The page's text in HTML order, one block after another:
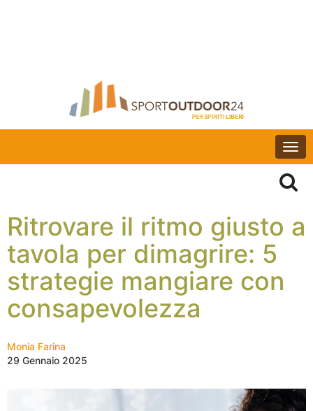
Ritrovare il ritmo giusto a
tavola per dimagrire: 5
strategie mangiare con
consapevolezza
Monia Farina
29 Gennaio 2025